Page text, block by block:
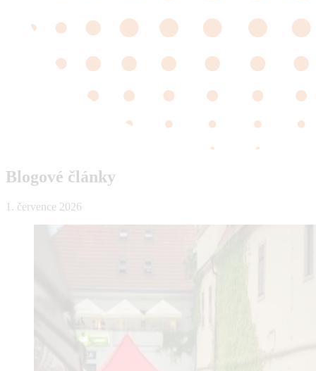
Blogové články
1. července 2026